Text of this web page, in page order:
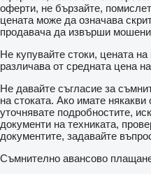
оферти, не бързайте,
цената може да означава
продавача да извърши
Не купувайте стоки, цената
различава от средната цена
Не давайте съгласие за
на стоката. Ако имате
уточнявате подробностите,
документи на техниката,
документите, задавайте
Съмнително авансово